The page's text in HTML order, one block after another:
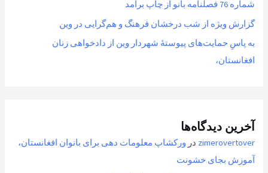
شماره 76 فصلنامه بانو از چاپ برامد
گزارش ویژه از شب درخشان فرهنگ و هم‌گرایی در وین
به پاسِ حمایت‌های پیوستهٔ شهردار وین از دادخواهی زنان
افغانستان،
آخرین دیدگاه‌ها
zimerovertover در ورکشاپ معلومات دهی برای بانوان افغانستان،
آموزش بجای خشونت